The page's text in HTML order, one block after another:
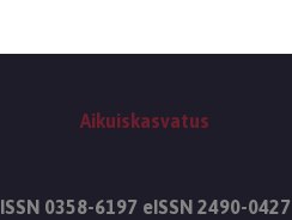
Aikuiskasvatus
ISSN 0358-6197 eISSN 2490-0427